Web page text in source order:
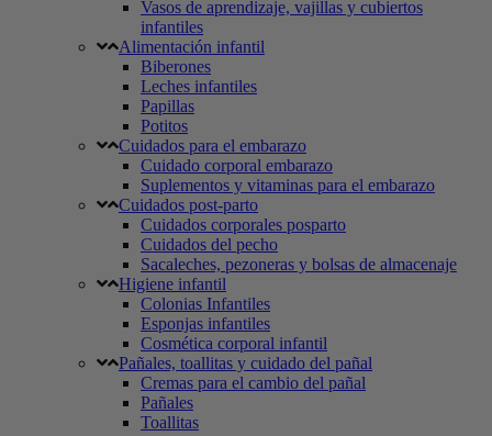
Vasos de aprendizaje, vajillas y cubiertos
infantiles
Alimentación infantil
Biberones
Leches infantiles
Papillas
Potitos
Cuidados para el embarazo
Cuidado corporal embarazo
Suplementos y vitaminas para el embarazo
Cuidados post-parto
Cuidados corporales posparto
Cuidados del pecho
Sacaleches, pezoneras y bolsas de almacenaje
Higiene infantil
Colonias Infantiles
Esponjas infantiles
Cosmética corporal infantil
Pañales, toallitas y cuidado del pañal
Cremas para el cambio del pañal
Pañales
Toallitas